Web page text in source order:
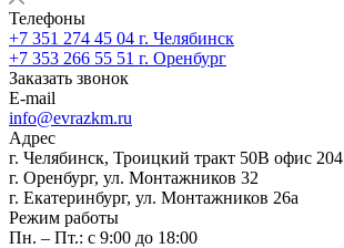
Телефоны
+7 351 274 45 04 г. Челябинск
+7 353 266 55 51 г. Оренбург
Заказать звонок
E-mail
info@evrazkm.ru
Адрес
г. Челябинск, Троицкий тракт 50В офис 204
г. Оренбург, ул. Монтажников 32
г. Екатеринбург, ул. Монтажников 26а
Режим работы
Пн. – Пт.: с 9:00 до 18:00